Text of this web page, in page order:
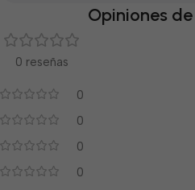
Opiniones
0 reseñas
0
0
0
0